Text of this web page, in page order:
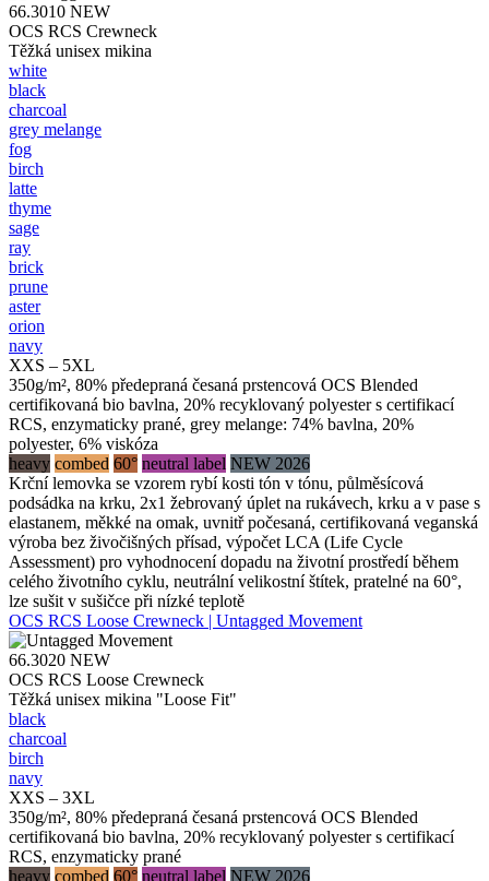
66.3010 NEW
OCS RCS Crewneck
Těžká unisex mikina
white
black
charcoal
grey melange
fog
birch
latte
thyme
sage
ray
brick
prune
aster
orion
navy
XXS – 5XL
350g/m², 80% předepraná česaná prstencová OCS Blended
certifikovaná bio bavlna, 20% recyklovaný polyester s certifikací
RCS, enzymaticky prané, grey melange: 74% bavlna, 20%
polyester, 6% viskóza
heavy combed 60° neutral label NEW 2026
Krční lemovka se vzorem rybí kosti tón v tónu, půlměsícová
podsádka na krku, 2x1 žebrovaný úplet na rukávech, krku a v pase s
elastanem, měkké na omak, uvnitř počesaná, certifikovaná veganská
výroba bez živočišných přísad, výpočet LCA (Life Cycle
Assessment) pro vyhodnocení dopadu na životní prostředí během
celého životního cyklu, neutrální velikostní štítek, pratelné na 60°,
lze sušit v sušičce při nízké teplotě
OCS RCS Loose Crewneck | Untagged Movement
66.3020 NEW
OCS RCS Loose Crewneck
Těžká unisex mikina "Loose Fit"
black
charcoal
birch
navy
XXS – 3XL
350g/m², 80% předepraná česaná prstencová OCS Blended
certifikovaná bio bavlna, 20% recyklovaný polyester s certifikací
RCS, enzymaticky prané
heavy combed 60° neutral label NEW 2026